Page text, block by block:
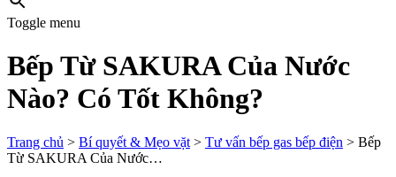
Toggle menu
Bếp Từ SAKURA Của Nước
Nào? Có Tốt Không?
Trang chủ > Bí quyết & Mẹo vặt > Tư vấn bếp gas bếp điện > Bếp
Từ SAKURA Của Nước…